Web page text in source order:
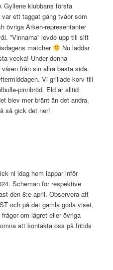
Gyllene klubbans första
ett taggat gäng tvåor som
övriga Arken-representanter
”Vinnarna” levde upp till sitt
matcher
Nu laddar
vecka! Under denna
från sin allra bästa sida.
Vi grillade korv till
pinnbröd. Eld är alltid
blev mer bränt än det andra,
så gick det ner!
ni idag hem lappar inför
Scheman för respektive
den 8:e april. Observera att
och på det gamla goda viset,
om lägret eller övriga
att kontakta oss på fritids